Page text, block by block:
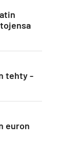
tehty -
euron